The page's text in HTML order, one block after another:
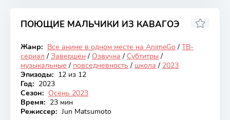
ПОЮЩИЕ МАЛЬЧИКИ ИЗ КАВАГОЭ
Закончен
5.66
Жанр: Все аниме в одном месте на AnimeGo / ТВ-
сериал / Завершён / Озвучка / Субтитры /
музыкальные / повседневность / школа / 2023
Эпизоды: 12 из 12
Год: 2023
Сезон: Осень 2023
Время: 23 мин
Режиссер: Jun Matsumoto